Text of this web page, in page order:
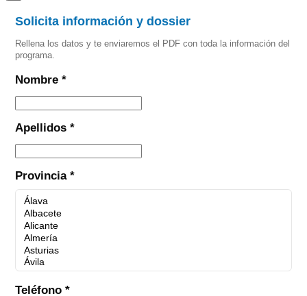
Solicita información y dossier
Rellena los datos y te enviaremos el PDF con toda la información del
programa.
Nombre *
Apellidos *
Provincia *
Teléfono *